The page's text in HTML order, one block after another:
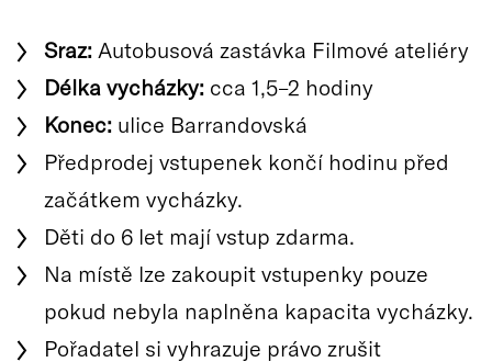
Sraz: Autobusová zastávka Filmové ateliéry
Délka vycházky: cca 1,5–2 hodiny
Konec: ulice Barrandovská
Předprodej vstupenek končí hodinu před
začátkem vycházky.
Děti do 6 let mají vstup zdarma.
Na místě lze zakoupit vstupenky pouze
pokud nebyla naplněna kapacita vycházky.
Pořadatel si vyhrazuje právo zrušit